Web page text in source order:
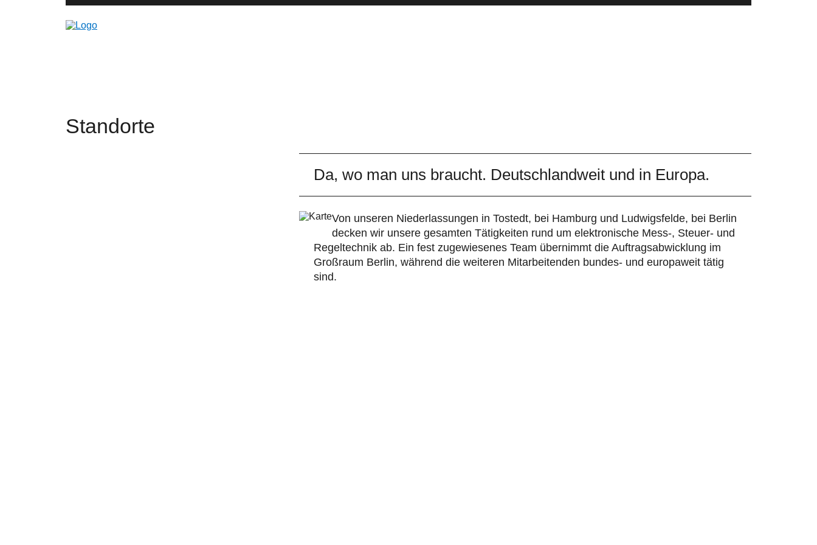
Für die Energie
Standorte
Da, wo man uns braucht. Deutschlandweit und in Europa.
Von unseren Niederlassungen in Tostedt, bei Hamburg und Ludwigsfelde, bei Berlin
decken wir unsere gesamten Tätigkeiten rund um elektronische Mess-, Steuer- und
Regeltechnik ab. Ein fest zugewiesenes Team übernimmt die Auftragsabwicklung im
Großraum Berlin, während die weiteren Mitarbeitenden bundes- und europaweit tätig
sind.